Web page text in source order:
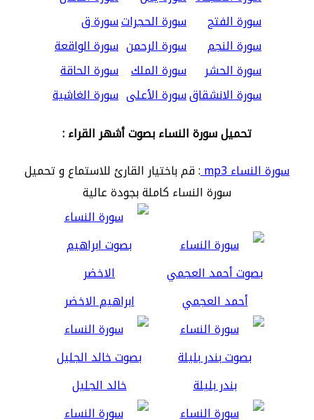
سورة الفتح
سورة الحجراتسورة ق
سورة النجم
سورة الرحمن سورة الواقعة
سورة الحشر
سورة الملك سورة الحاقة
سورة الانشقاقسورة الأعلى سورة الغاشية
تحميل سورة النساء بصوت أشهر القراء :
سورة النساء mp3
: قم باختيار القارئ للاستماع و تحميل
سورة النساء كاملة بجودة عالية
أحمد العجمي ابراهيم الاخضر
بندر بليلة خالد الجليل